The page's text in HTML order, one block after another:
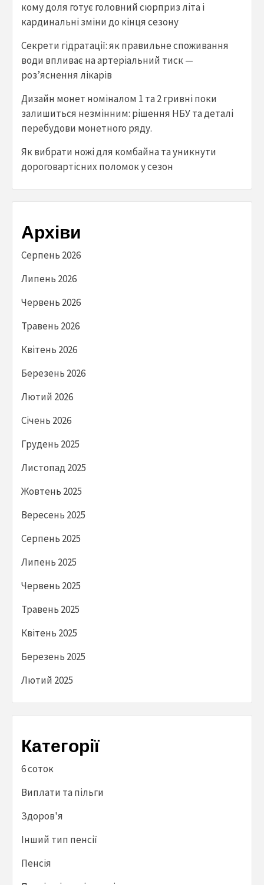
кому доля готує головний сюрприз літа і
кардинальні зміни до кінця сезону
Секрети гідратації: як правильне споживання
води впливає на артеріальний тиск —
роз’яснення лікарів
Дизайн монет номіналом 1 та 2 гривні поки
залишиться незмінним: рішення НБУ та деталі
перебудови монетного ряду.
Як вибрати ножі для комбайна та уникнути
дороговартісних поломок у сезон
Архіви
Серпень 2026
Липень 2026
Червень 2026
Травень 2026
Квітень 2026
Березень 2026
Лютий 2026
Січень 2026
Грудень 2025
Листопад 2025
Жовтень 2025
Вересень 2025
Серпень 2025
Липень 2025
Червень 2025
Травень 2025
Квітень 2025
Березень 2025
Лютий 2025
Категорії
6 соток
Виплати та пільги
Здоров'я
Інший тип пенсії
Пенсія